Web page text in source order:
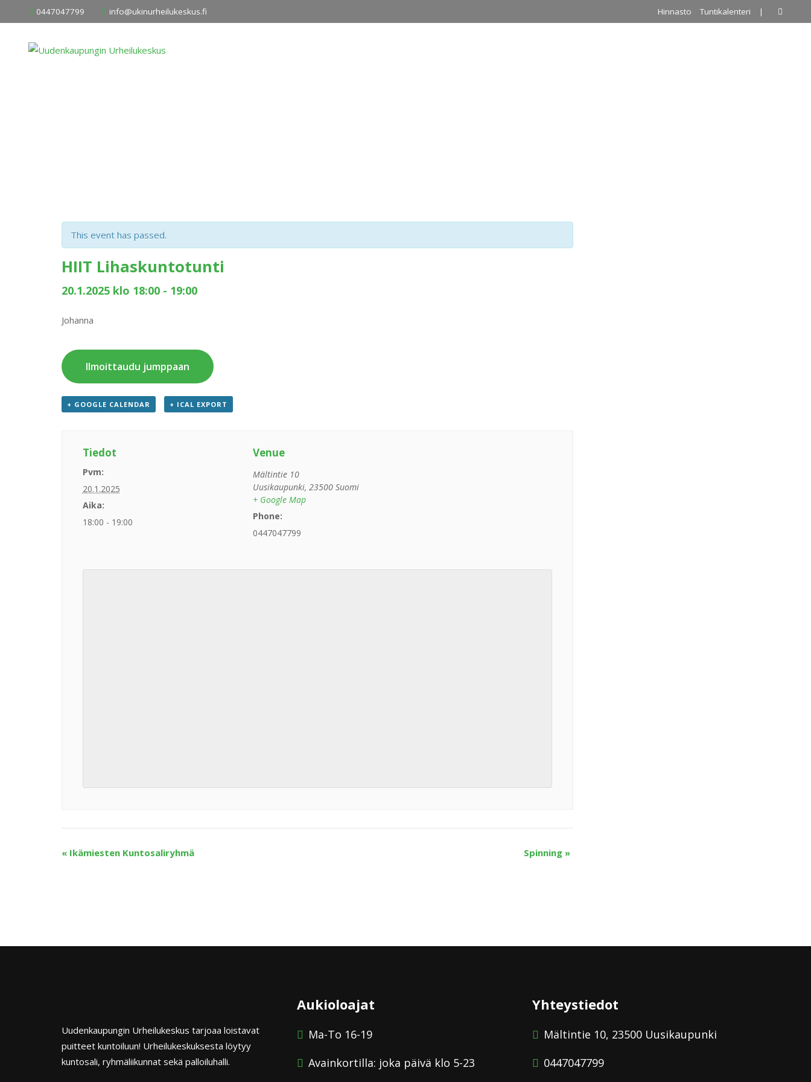
to
0447047799 info@ukinurheilukeskus.fi Hinnasto Tuntikalenteri |
This event has passed.
HIIT Lihaskuntotunti
20.1.2025 klo 18:00 - 19:00
Johanna
Ilmoittaudu jumppaan
+ GOOGLE CALENDAR + ICAL EXPORT
Tiedot
Pvm:
20.1.2025
Aika:
18:00 - 19:00
Venue
Mältintie 10
Uusikaupunki, 23500 Suomi
+ Google Map
Phone:
0447047799
« Ikämiesten Kuntosaliryhmä Spinning »
Uudenkaupungin Urheilukeskus tarjoaa loistavat
puitteet kuntoiluun! Urheilukeskuksesta löytyy
kuntosali, ryhmäliikunnat sekä palloiluhalli.
Aukioloajat
Ma-To 16-19
Avainkortilla: joka päivä klo 5-23
Yhteystiedot
Mältintie 10, 23500 Uusikaupunki
0447047799